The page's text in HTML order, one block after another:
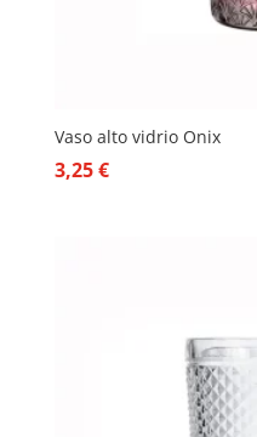
Vaso alto vidrio Onix
3,25€